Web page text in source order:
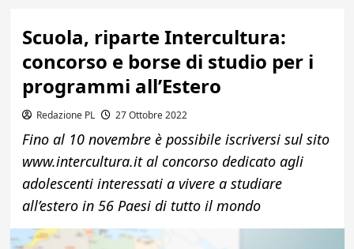
Scuola, riparte Intercultura:
concorso e borse di studio per i
programmi all’Estero
Redazione PL 27 Ottobre 2022
Fino al 10 novembre è possibile iscriversi sul sito
www.intercultura.it al concorso dedicato agli
adolescenti interessati a vivere a studiare
all’estero in 56 Paesi di tutto il mondo